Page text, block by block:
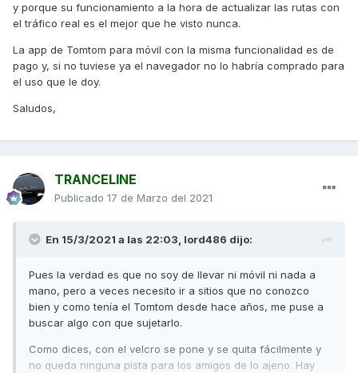
y porque su funcionamiento a la hora de actualizar las rutas con
el tráfico real es el mejor que he visto nunca.
La app de Tomtom para móvil con la misma funcionalidad es de
pago y, si no tuviese ya el navegador no lo habría comprado para
el uso que le doy.
Saludos,
TRANCELINE
Publicado 17 de Marzo del 2021
En 15/3/2021 a las 22:03, lord486 dijo:
Pues la verdad es que no soy de llevar ni móvil ni nada a
mano, pero a veces necesito ir a sitios que no conozco
bien y como tenía el Tomtom desde hace años, me puse a
buscar algo con que sujetarlo.
Como dices, con el velcro se pone y se quita fácilmente y
no queda ninguna pista para los amigos de lo ajeno. Hay